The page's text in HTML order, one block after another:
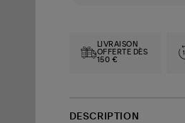
LIVRAISON
OFFERTE DÈS
150 €
DESCRIPTION